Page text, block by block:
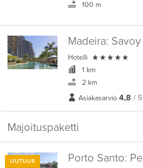
100 m
Madeira:
Hotelli 
1 km
2 km
Asiakasarvio 4,8 / 5
Majoituspaketti
UUTUUS Porto Santo: